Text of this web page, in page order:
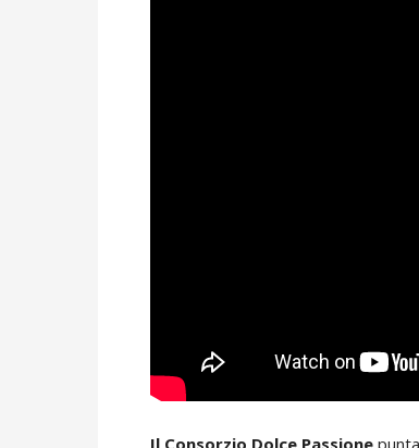
Il Consorzio Dolce Passione